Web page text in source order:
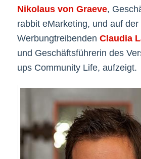
Nikolaus von Graeve,
rabbit eMarketing, und auf der
Werbungtreibenden Claudia
und Geschäftsführerin des
ups Community Life, aufzeigt.